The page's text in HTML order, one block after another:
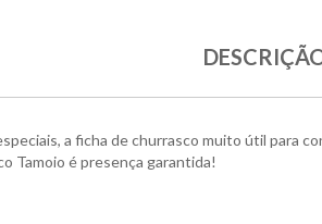
a ficha de churrasco muito útil para
Tamoio é presença garantida!